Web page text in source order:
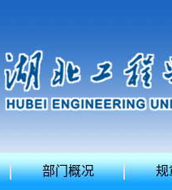
部门概况 规